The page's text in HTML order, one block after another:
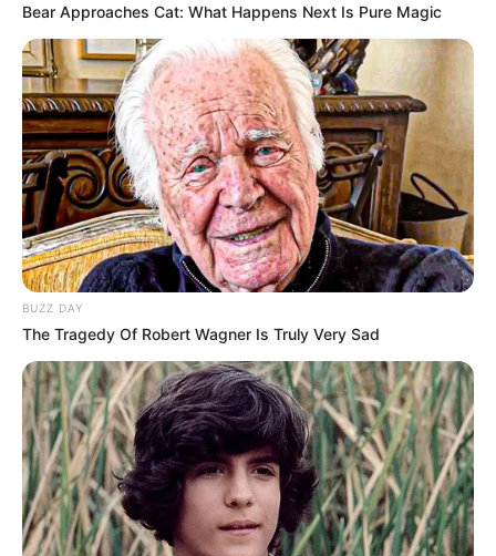
LIHAT ARTIKEL LAINNYA
Laras Kinanda Nyimas Ratu Rafa
Shenina Cinnamon Megan Domani
Bear Approaches Cat: What Happens Next Is Pure Magic
BUZZ DAY
The Tragedy Of Robert Wagner Is Truly Very Sad